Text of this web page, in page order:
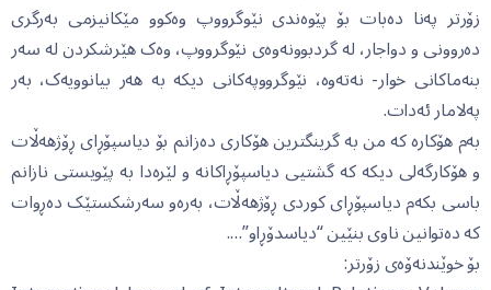
زۆرتر پەنا دەبات بۆ پێوەندی نێوگرووپ وەکوو مێکانیزمی بەرگری
دەروونی و دواجار، لە گردبوونەوەی نێوگرووپ، وەک هێرشکردن لە سەر
بنەماکانی خوار- نەتەوە، نێوگرووپەکانی دیکە بە هەر بیانوویەک، بەر
پەلامار ئەدات.
بەم هۆکارە کە من بە گرینگترین هۆکاری دەزانم بۆ دیاسپۆڕای ڕۆژهەڵات
و هۆکارگەلی دیکە کە گشتیی دیاسپۆڕاکانە و لێرەدا بە پێویستی نازانم
باسی بکەم دیاسپۆڕای کوردی ڕۆژهەڵات، بەرەو سەرشکستێک دەڕوات
کە دەتوانین ناوی بنێین “دیاسدۆڕاو”….
بۆ خوێندنەۆەی زۆرتر: